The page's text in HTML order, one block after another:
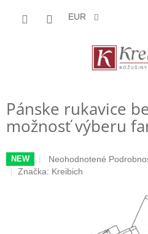
EUR
Pánske rukavice
možnosť výberu
NEW
Priemerné
hodnotenie
Neohodnotené
Značka: Kreibich